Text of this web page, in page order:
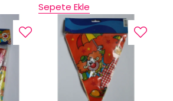
Sepete Ekle